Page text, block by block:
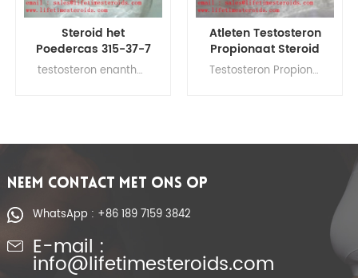
Steroid het
Poedercas 315-37-7
99,99% van
testosteron enanthate te koop, testosteron enanthate bodybuilding, testosteron enanthate alpha pharma
Atleten Testosteron
Propionaat Steroid
Poeder Test P
Supplement voor
Testosteron Propionaat poeder, Testosteron Propionaat pct, Testosteron Propionaat recept, Testosteron Propionaat halfwaardetijd, Testosteron Propionaat 100 mg dosering, Testosteron Propionaat dosering voor opbouw, Testosteron Propionaat 100 mg, Testosteron Propionaat gebruikt
NEEM CONTACT MET ONS OP
WhatsApp : +86 189 7159 3842
E-mail :
info@lifetimesteroids.com